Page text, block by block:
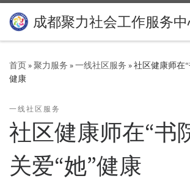
Skip to content
成都聚力社会工作服务
首页»聚力服务 »一线社区服务 »社区健康师在
健康
一线社区服务
社区健康师在“书
关爱“她”健康